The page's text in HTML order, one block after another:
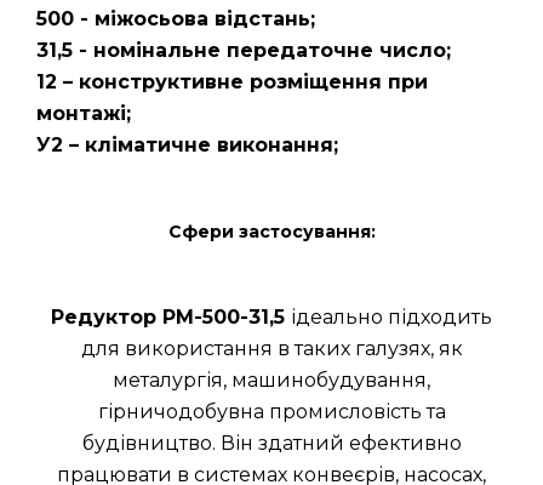
500 - міжосьова відстань;
31,5 - номінальне передаточне число;
12 – конструктивне розміщення при
монтажі;
У2 – кліматичне виконання;
Сфери застосування:
Редуктор РМ-500-31,5 ідеально підходить
для використання в таких галузях, як
металургія, машинобудування,
гірничодобувна промисловість та
будівництво. Він здатний ефективно
працювати в системах конвеєрів, насосах,